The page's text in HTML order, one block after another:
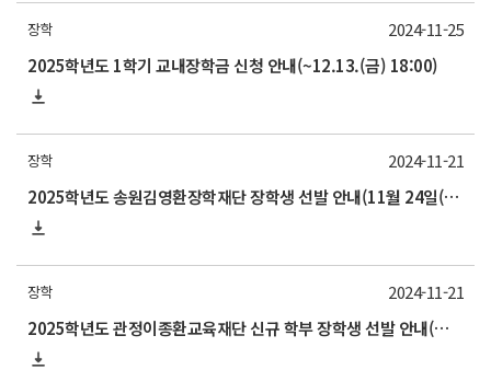
장학
2025학년도 1학기 교내장학금 신청 안내(~12.13.(금) 18:00)
2024-11-25
장학
2025학년도 송원김영환장학재단 장학생 선발 안내(11월 24일(일)10:00)
2024-11-21
장학
2025학년도 관정이종환교육재단 신규 학부 장학생 선발 안내(학부 5학기 진학 예정자)
2024-11-21